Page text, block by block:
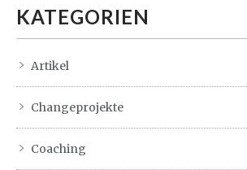
KATEGORIEN
Artikel
Changeprojekte
Coaching